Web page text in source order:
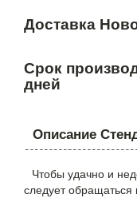
Доставка
Срок
дней
Описание
Чтобы удачно и
следует